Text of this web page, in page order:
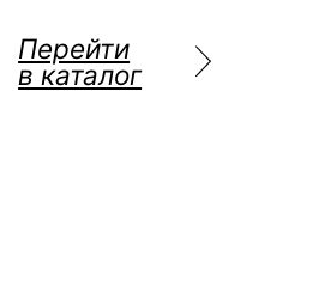
Перейти
в каталог